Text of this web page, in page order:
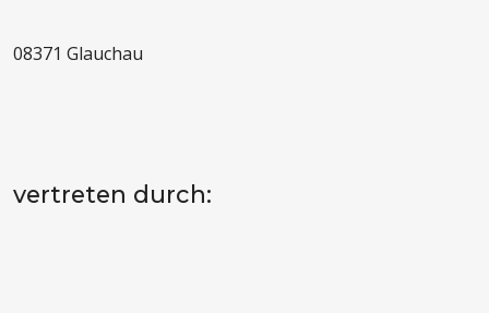
08371 Glauchau
vertreten durch: